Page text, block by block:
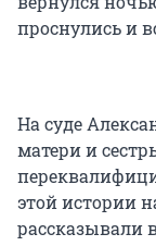
проснулись и
На суде
матери и
этой истории
рассказывали